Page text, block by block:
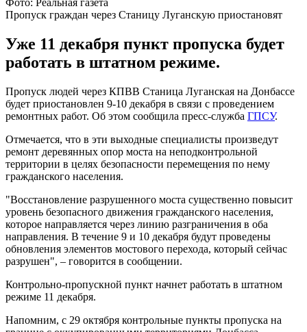
Пропуск граждан через Станицу Луганскую приостановят
Уже 11 декабря пункт пропуска будет
работать в штатном режиме.
Пропуск людей через КПВВ Станица Луганская на Донбассе
будет приостановлен 9-10 декабря в связи с проведением
ремонтных работ. Об этом сообщила пресс-служба ГПСУ.
Отмечается, что в эти выходные специалисты произведут
ремонт деревянных опор моста на неподконтрольной
территории в целях безопасности перемещения по нему
гражданского населения.
"Восстановление разрушенного моста существенно повысит
уровень безопасного движения гражданского населения,
которое направляется через линию разграничения в оба
направления. В течение 9 и 10 декабря будут проведены
обновления элементов мостового перехода, который сейчас
разрушен", – говорится в сообщении.
Контрольно-пропускной пункт начнет работать в штатном
режиме 11 декабря.
Напомним, с 29 октября контрольные пункты пропуска на